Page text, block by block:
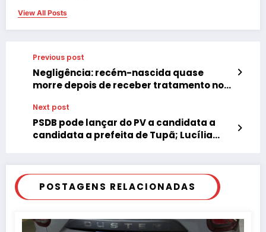
View All Posts
Previous post
Negligência: recém-nascida quase
morre depois de receber tratamento no
Next post
PSDB pode lançar do PV a candidata a
candidata a prefeita de Tupã; Lucília
POSTAGENS RELACIONADAS